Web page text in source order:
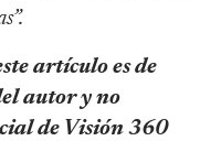
artículo es de
autor y no
de Visión 360